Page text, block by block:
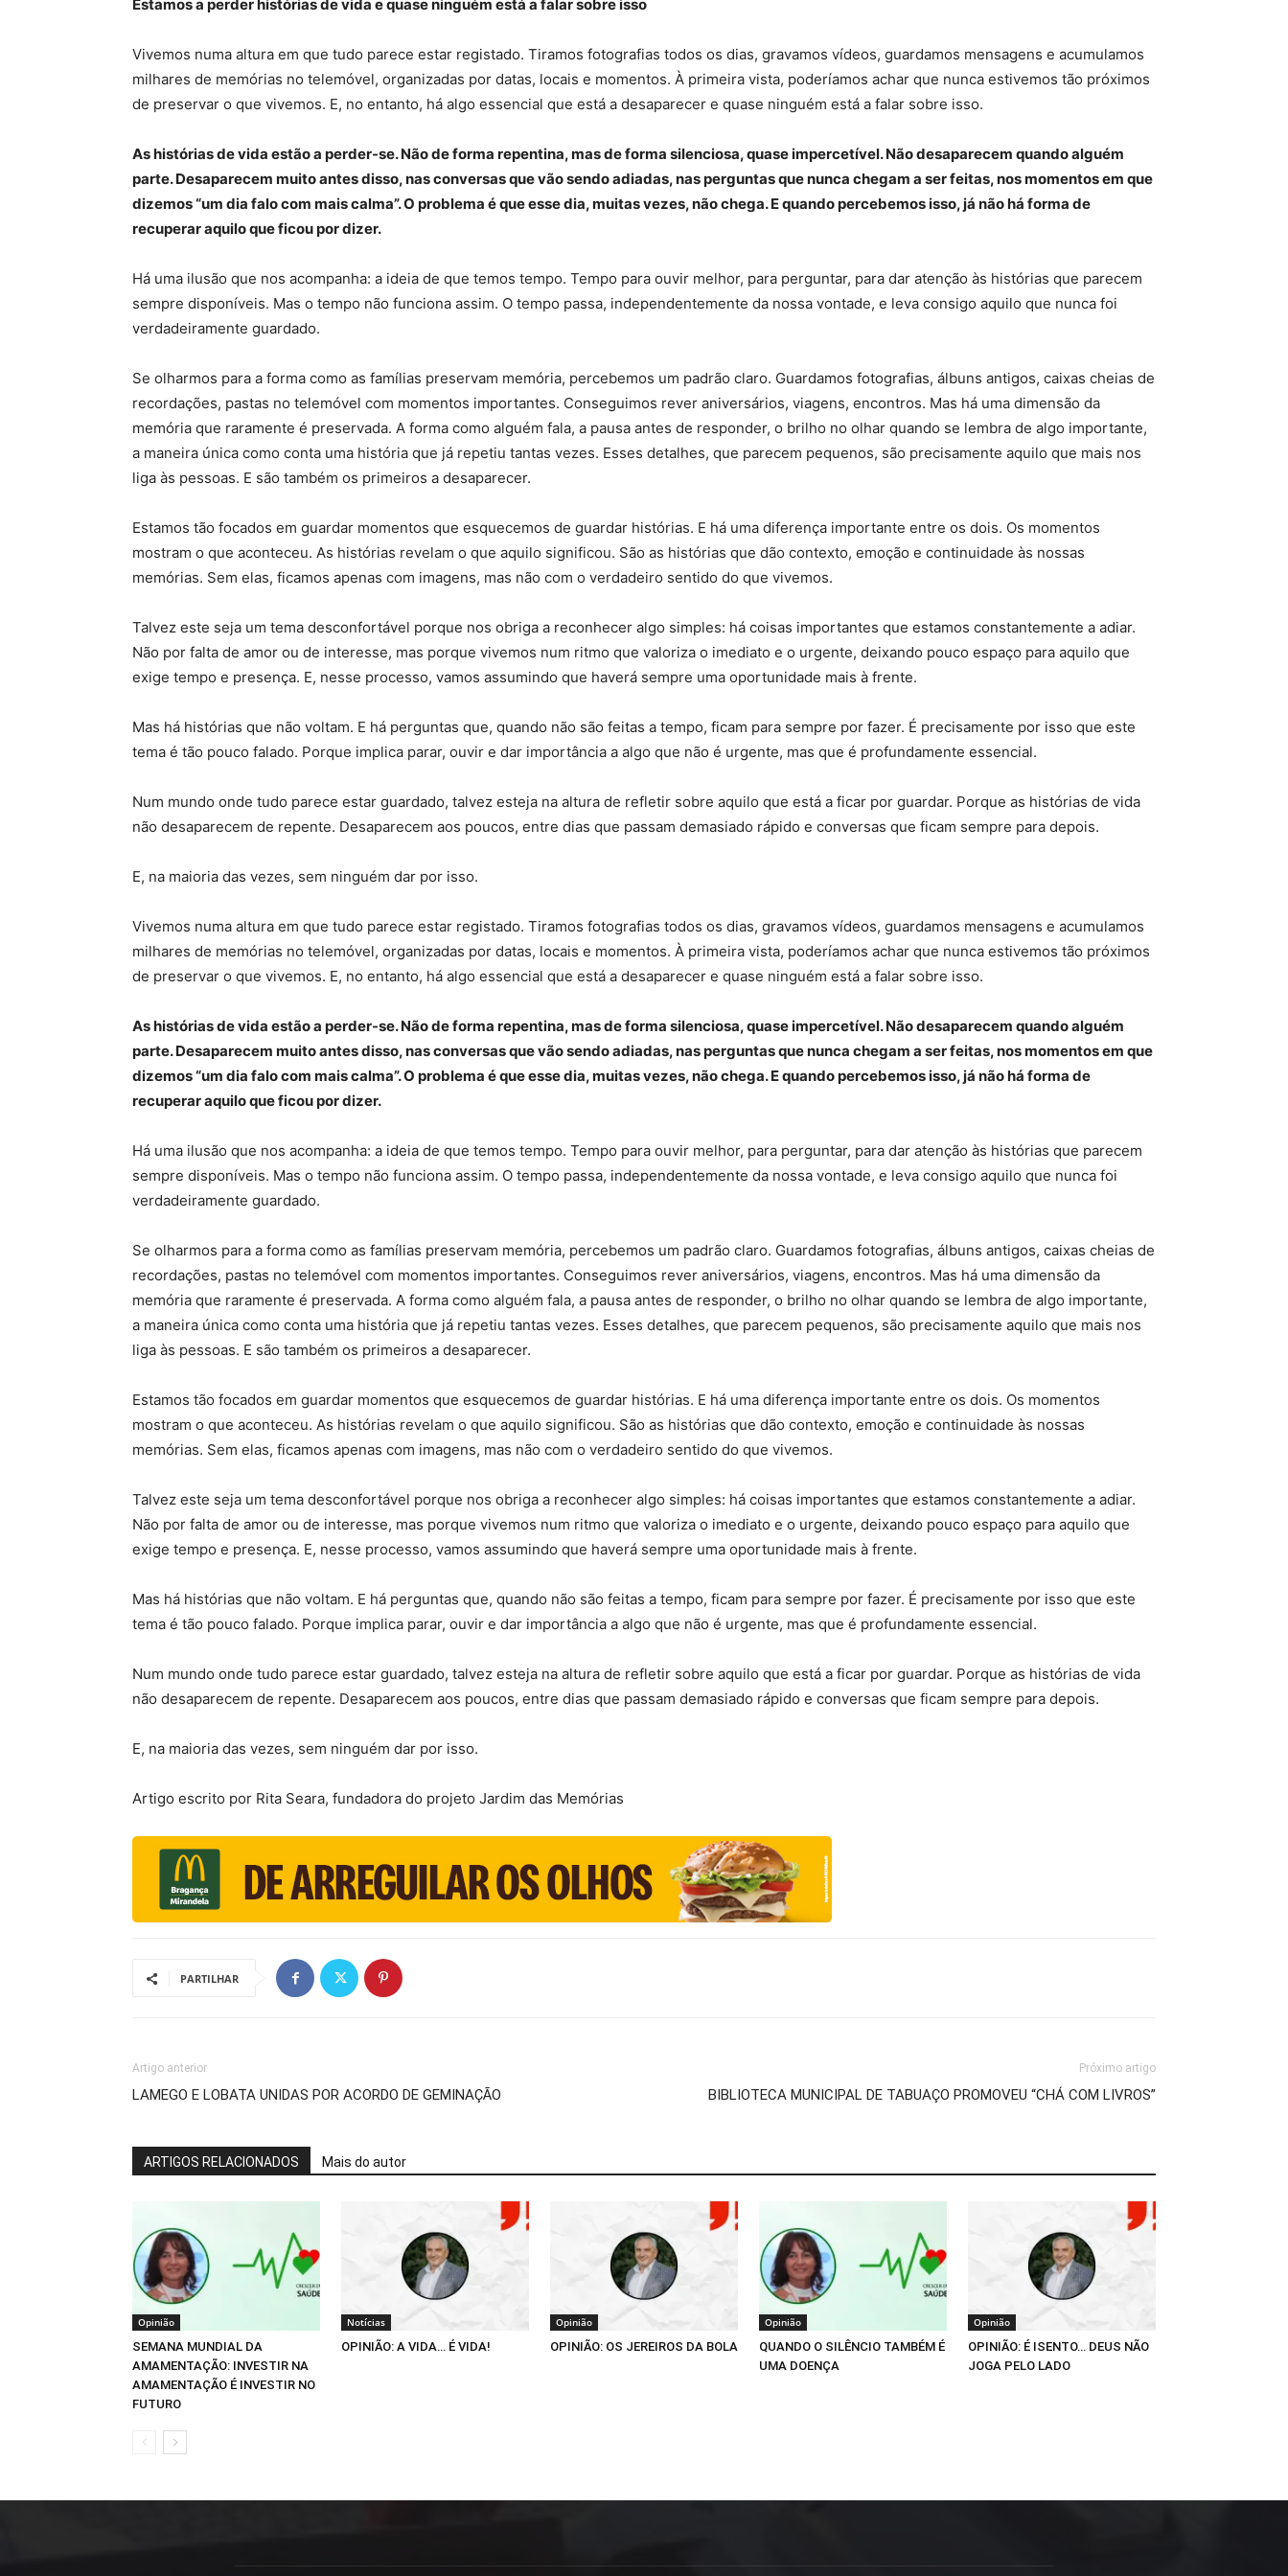
Estamos a perder histórias de vida e quase ninguém está a falar sobre isso
Vivemos numa altura em que tudo parece estar registado. Tiramos fotografias todos os dias, gravamos vídeos, guardamos mensagens e acumulamos
milhares de memórias no telemóvel, organizadas por datas, locais e momentos. À primeira vista, poderíamos achar que nunca estivemos tão próximos
de preservar o que vivemos. E, no entanto, há algo essencial que está a desaparecer e quase ninguém está a falar sobre isso.
As histórias de vida estão a perder-se. Não de forma repentina, mas de forma silenciosa, quase impercetível. Não desaparecem quando alguém
parte. Desaparecem muito antes disso, nas conversas que vão sendo adiadas, nas perguntas que nunca chegam a ser feitas, nos momentos em que
dizemos “um dia falo com mais calma”. O problema é que esse dia, muitas vezes, não chega. E quando percebemos isso, já não há forma de
recuperar aquilo que ficou por dizer.
Há uma ilusão que nos acompanha: a ideia de que temos tempo. Tempo para ouvir melhor, para perguntar, para dar atenção às histórias que parecem
sempre disponíveis. Mas o tempo não funciona assim. O tempo passa, independentemente da nossa vontade, e leva consigo aquilo que nunca foi
verdadeiramente guardado.
Se olharmos para a forma como as famílias preservam memória, percebemos um padrão claro. Guardamos fotografias, álbuns antigos, caixas cheias de
recordações, pastas no telemóvel com momentos importantes. Conseguimos rever aniversários, viagens, encontros. Mas há uma dimensão da
memória que raramente é preservada. A forma como alguém fala, a pausa antes de responder, o brilho no olhar quando se lembra de algo importante,
a maneira única como conta uma história que já repetiu tantas vezes. Esses detalhes, que parecem pequenos, são precisamente aquilo que mais nos
liga às pessoas. E são também os primeiros a desaparecer.
Estamos tão focados em guardar momentos que esquecemos de guardar histórias. E há uma diferença importante entre os dois. Os momentos
mostram o que aconteceu. As histórias revelam o que aquilo significou. São as histórias que dão contexto, emoção e continuidade às nossas
memórias. Sem elas, ficamos apenas com imagens, mas não com o verdadeiro sentido do que vivemos.
Talvez este seja um tema desconfortável porque nos obriga a reconhecer algo simples: há coisas importantes que estamos constantemente a adiar.
Não por falta de amor ou de interesse, mas porque vivemos num ritmo que valoriza o imediato e o urgente, deixando pouco espaço para aquilo que
exige tempo e presença. E, nesse processo, vamos assumindo que haverá sempre uma oportunidade mais à frente.
Mas há histórias que não voltam. E há perguntas que, quando não são feitas a tempo, ficam para sempre por fazer. É precisamente por isso que este
tema é tão pouco falado. Porque implica parar, ouvir e dar importância a algo que não é urgente, mas que é profundamente essencial.
Num mundo onde tudo parece estar guardado, talvez esteja na altura de refletir sobre aquilo que está a ficar por guardar. Porque as histórias de vida
não desaparecem de repente. Desaparecem aos poucos, entre dias que passam demasiado rápido e conversas que ficam sempre para depois.
E, na maioria das vezes, sem ninguém dar por isso.
Vivemos numa altura em que tudo parece estar registado. Tiramos fotografias todos os dias, gravamos vídeos, guardamos mensagens e acumulamos
milhares de memórias no telemóvel, organizadas por datas, locais e momentos. À primeira vista, poderíamos achar que nunca estivemos tão próximos
de preservar o que vivemos. E, no entanto, há algo essencial que está a desaparecer e quase ninguém está a falar sobre isso.
As histórias de vida estão a perder-se. Não de forma repentina, mas de forma silenciosa, quase impercetível. Não desaparecem quando alguém
parte. Desaparecem muito antes disso, nas conversas que vão sendo adiadas, nas perguntas que nunca chegam a ser feitas, nos momentos em que
dizemos “um dia falo com mais calma”. O problema é que esse dia, muitas vezes, não chega. E quando percebemos isso, já não há forma de
recuperar aquilo que ficou por dizer.
Há uma ilusão que nos acompanha: a ideia de que temos tempo. Tempo para ouvir melhor, para perguntar, para dar atenção às histórias que parecem
sempre disponíveis. Mas o tempo não funciona assim. O tempo passa, independentemente da nossa vontade, e leva consigo aquilo que nunca foi
verdadeiramente guardado.
Se olharmos para a forma como as famílias preservam memória, percebemos um padrão claro. Guardamos fotografias, álbuns antigos, caixas cheias de
recordações, pastas no telemóvel com momentos importantes. Conseguimos rever aniversários, viagens, encontros. Mas há uma dimensão da
memória que raramente é preservada. A forma como alguém fala, a pausa antes de responder, o brilho no olhar quando se lembra de algo importante,
a maneira única como conta uma história que já repetiu tantas vezes. Esses detalhes, que parecem pequenos, são precisamente aquilo que mais nos
liga às pessoas. E são também os primeiros a desaparecer.
Estamos tão focados em guardar momentos que esquecemos de guardar histórias. E há uma diferença importante entre os dois. Os momentos
mostram o que aconteceu. As histórias revelam o que aquilo significou. São as histórias que dão contexto, emoção e continuidade às nossas
memórias. Sem elas, ficamos apenas com imagens, mas não com o verdadeiro sentido do que vivemos.
Talvez este seja um tema desconfortável porque nos obriga a reconhecer algo simples: há coisas importantes que estamos constantemente a adiar.
Não por falta de amor ou de interesse, mas porque vivemos num ritmo que valoriza o imediato e o urgente, deixando pouco espaço para aquilo que
exige tempo e presença. E, nesse processo, vamos assumindo que haverá sempre uma oportunidade mais à frente.
Mas há histórias que não voltam. E há perguntas que, quando não são feitas a tempo, ficam para sempre por fazer. É precisamente por isso que este
tema é tão pouco falado. Porque implica parar, ouvir e dar importância a algo que não é urgente, mas que é profundamente essencial.
Num mundo onde tudo parece estar guardado, talvez esteja na altura de refletir sobre aquilo que está a ficar por guardar. Porque as histórias de vida
não desaparecem de repente. Desaparecem aos poucos, entre dias que passam demasiado rápido e conversas que ficam sempre para depois.
E, na maioria das vezes, sem ninguém dar por isso.
Artigo escrito por Rita Seara, fundadora do projeto Jardim das Memórias
PARTILHAR
Artigo anterior
LAMEGO E LOBATA UNIDAS POR ACORDO DE GEMINAÇÃO
Próximo artigo
BIBLIOTECA MUNICIPAL DE TABUAÇO PROMOVEU “CHÁ COM LIVROS”
ARTIGOS RELACIONADOS Mais do autor
Opinião
SEMANA MUNDIAL DA
AMAMENTAÇÃO: INVESTIR NA
AMAMENTAÇÃO É INVESTIR NO
FUTURO
Notícias
OPINIÃO: A VIDA… É VIDA!
Opinião
OPINIÃO: OS JEREIROS DA BOLA
Opinião
QUANDO O SILÊNCIO TAMBÉM É
UMA DOENÇA
Opinião
OPINIÃO: É ISENTO… DEUS NÃO
JOGA PELO LADO